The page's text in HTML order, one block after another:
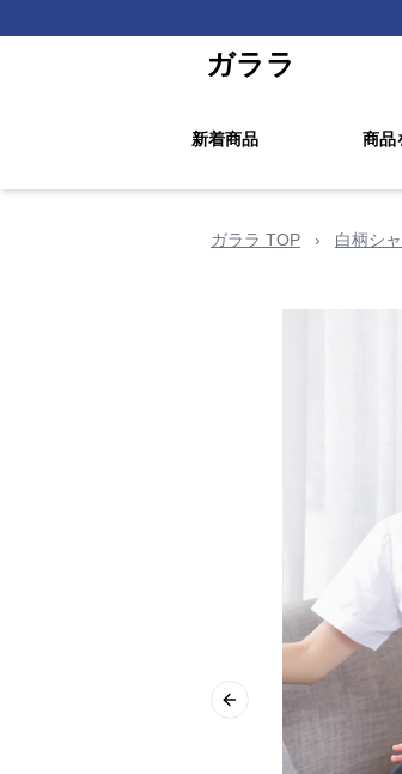
ガララ
新着商品 商品
ガララ TOP › 白柄シ
Previous slide